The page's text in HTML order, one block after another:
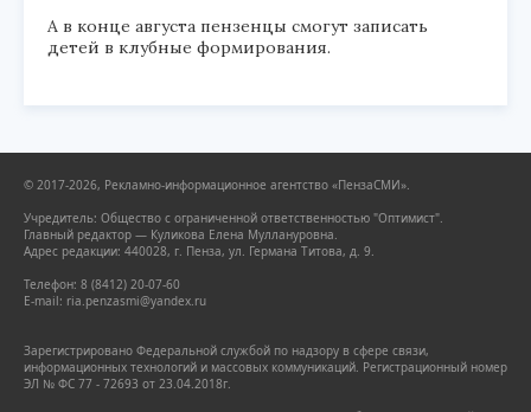
А в конце августа пензенцы смогут записать
детей в клубные формирования.
© 2017-2026, Рекламно-информационное агентство «ПензаСМИ».
Учредитель: Общество с ограниченной ответственностью "Оптимист".
Главный редактор — Куликова Елена Муллануровна.
Адрес редакции: 440028, г. Пенза, ул. Германа Титова, д. 9.
Телефон: 8 (8412) 20-07-60
E-mail: ria.penzasmi@yandex.ru
Зарегистрировано Федеральной службой по надзору в сфере связи,
информационных технологий и массовых коммуникаций. Регистрационный номер
ЭЛ № ФС 77 - 72693 от 23.04.2018г.